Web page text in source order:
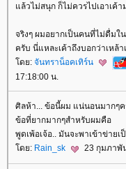
ล้วไม่สนุก ก็ไม่ควรไปเอาเค้า
จริงๆ ผมอยากเป็นคนที่ไม่ดื่มใ
ครับ นี่แหละเค้าถึงบอกว่าเหล้า
ดย: จันทราน็อคเทิร์น
17:18:00 น.
ศิลห้า... ข้อนี้ผม แน่นอนมากๆค
ข้อที่ยากมากๆสำหรับผมคือ
พูดเพ้อเจ้อ.. มันจะพาเข้าข่ายเ
ดย: Rain_sk 23 กุมภาพั